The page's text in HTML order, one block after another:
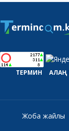
ТЕРМИН АЛАҢ
Жоба жайлы